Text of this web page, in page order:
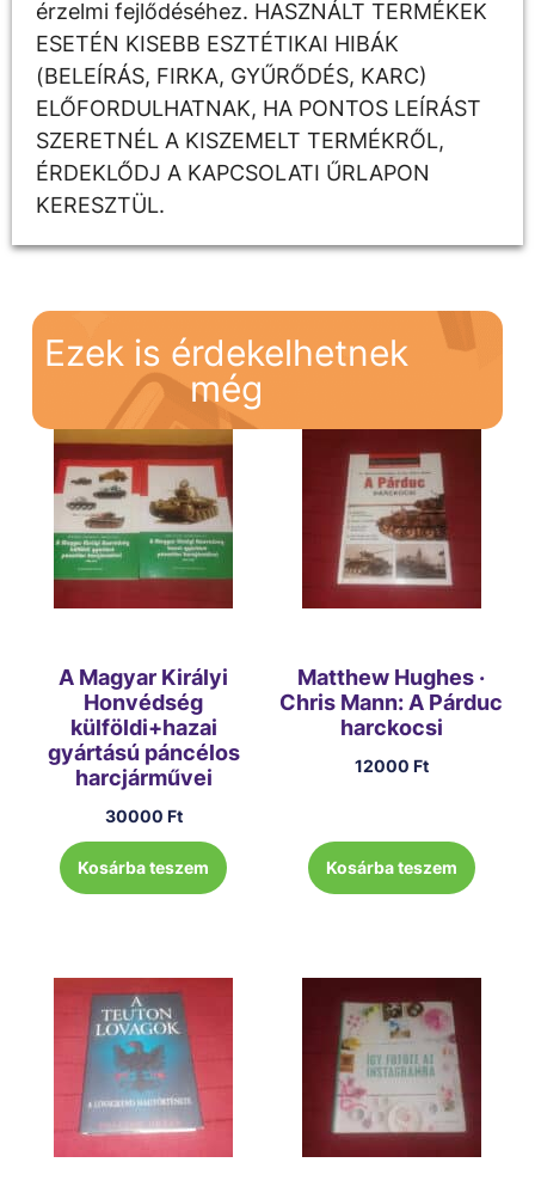
érzelmi fejlődéséhez. HASZNÁLT TERMÉKEK
ESETÉN KISEBB ESZTÉTIKAI HIBÁK
(BELEÍRÁS, FIRKA, GYŰRŐDÉS, KARC)
ELŐFORDULHATNAK, HA PONTOS LEÍRÁST
SZERETNÉL A KISZEMELT TERMÉKRŐL,
ÉRDEKLŐDJ A KAPCSOLATI ŰRLAPON
KERESZTÜL.
Ezek is érdekelhetnek
még
A Magyar Királyi
Honvédség
külföldi+hazai
gyártású páncélos
harcjárművei
30000 Ft
Kosárba teszem
Matthew Hughes ·
Chris Mann: A Párduc
harckocsi
12000 Ft
Kosárba teszem